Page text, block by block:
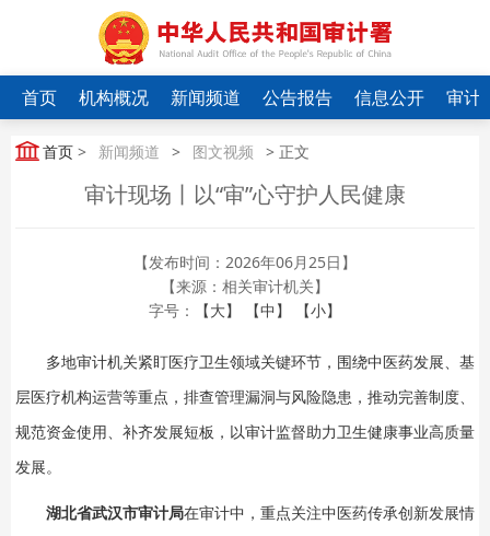
首页 机构概况 新闻频道 公告报告 信息公开 审计
首页 > 新闻频道 > 图文视频 > 正文
审计现场丨以“审”心守护人民健康
【发布时间：2026年06月25日】
【来源：相关审计机关】
字号：
【大】 【中】 【小】
多地审计机关紧盯医疗卫生领域关键环节，围绕中医药发展、基
层医疗机构运营等重点，排查管理漏洞与风险隐患，推动完善制度、
规范资金使用、补齐发展短板，以审计监督助力卫生健康事业高质量
发展。
湖北省武汉市审计局在审计中，重点关注中医药传承创新发展情